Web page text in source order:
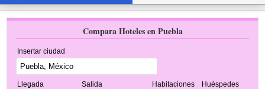
Compara Hoteles en Puebla
Insertar ciudad
Llegada Salida Habitaciones Huéspedes